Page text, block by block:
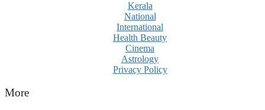
Kerala
National
International
Health Beauty
Cinema
Astrology
Privacy Policy
More